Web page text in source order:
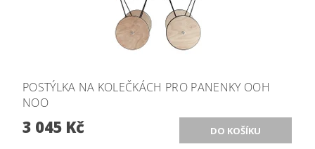
POSTÝLKA NA KOLEČKÁCH PRO PANENKY OOH
NOO
3 045 Kč